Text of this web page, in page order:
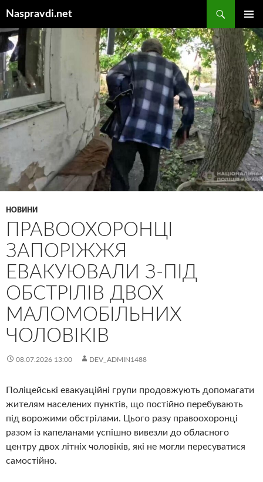
вмісту
Naspravdi.net
МЕНЮ
НОВИНИ
ПРАВООХОРОНЦІ
ЗАПОРІЖЖЯ
ЕВАКУЮВАЛИ З-ПІД
ОБСТРІЛІВ ДВОХ
МАЛОМОБІЛЬНИХ
ЧОЛОВІКІВ
08.07.2026 13:00 DEV_ADMIN1488
Поліцейські евакуаційні групи продовжують допомагати
жителям населених пунктів, що постійно перебувають
під ворожими обстрілами. Цього разу правоохоронці
разом із капеланами успішно вивезли до обласного
центру двох літніх чоловіків, які не могли пересуватися
самостійно.